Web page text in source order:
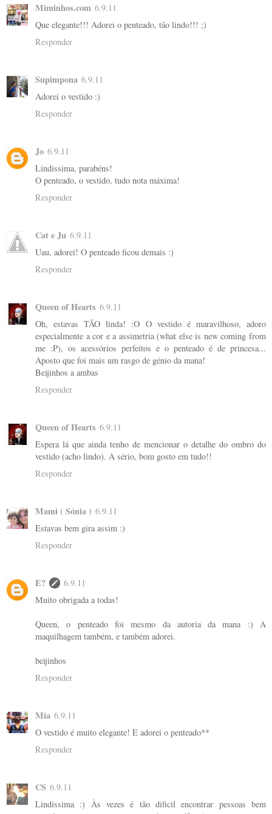
Miminhos.com 6.9.11
Que elegante!!! Adorei o penteado, tão lindo!!! ;)
Responder
Supimpona 6.9.11
Adorei o vestido :)
Responder
Jo 6.9.11
Lindissima, parabéns!
O penteado, o vestido, tudo nota máxima!
Responder
Cat e Ju 6.9.11
Uau, adorei! O penteado ficou demais :)
Responder
Queen of Hearts 6.9.11
Oh, estavas TÃO linda! :O O vestido é maravilhoso, adoro
especialmente a cor e a assimetria (what else is new coming from
me :P), os acessórios perfeitos e o penteado é de princesa...
Aposto que foi mais um rasgo de génio da mana!
Beijinhos a ambas
Responder
Queen of Hearts 6.9.11
Espera lá que ainda tenho de mencionar o detalhe do ombro do
vestido (acho lindo). A sério, bom gosto em tudo!!
Responder
Mami ( Sónia ) 6.9.11
Estavas bem gira assim :)
Responder
E?
6.9.11
Muito obrigada a todas!
Queen, o penteado foi mesmo da autoria da mana :) A
maquilhagem também, e também adorei.
beijinhos
Responder
Mia 6.9.11
O vestido é muito elegante! E adorei o penteado**
Responder
CS 6.9.11
Lindissima :) Às vezes é tão dificil encontrar pessoas bem